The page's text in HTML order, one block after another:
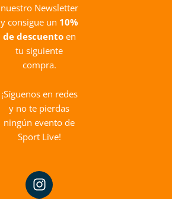
nuestro Newsletter
y consigue un 10%
de descuentoen
tu siguiente
compra.
¡Síguenos en redes
y no te pierdas
ningún evento de
Sport Live!
I
n
F
a
Y
o